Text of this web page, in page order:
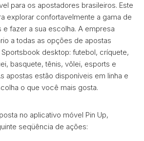
para os apostadores brasileiros. Este
explorar confortavelmente a gama de
fazer a sua escolha. A empresa
a todas as opções de apostas
desktop: futebol, críquete,
basquete, tênis, vôlei, esports e
apostas estão disponíveis em linha e
o que você mais gosta.
no aplicativo móvel Pin Up,
seqüência de ações: